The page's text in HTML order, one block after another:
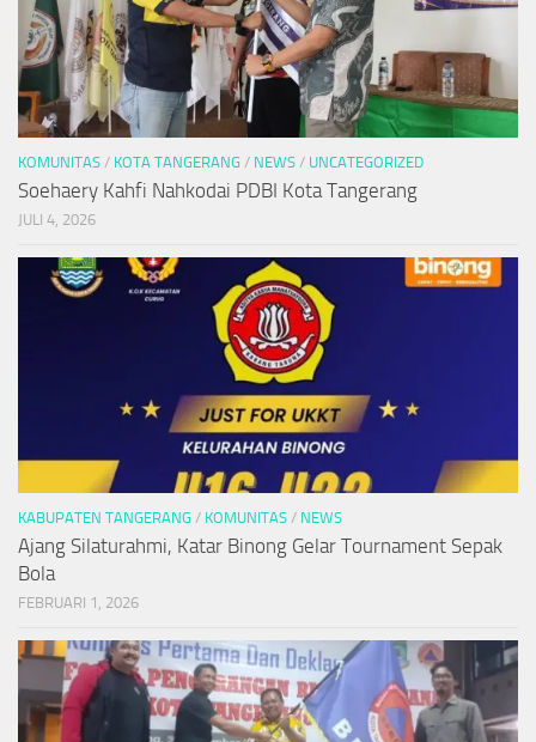
KOMUNITAS / KOTA TANGERANG / NEWS / UNCATEGORIZED
Soehaery Kahfi Nahkodai PDBI Kota Tangerang
JULI 4, 2026
KABUPATEN TANGERANG / KOMUNITAS / NEWS
Ajang Silaturahmi, Katar Binong Gelar Tournament Sepak
Bola
FEBRUARI 1, 2026